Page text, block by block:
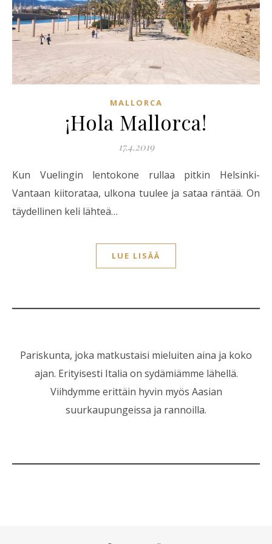
MALLORCA
¡Hola Mallorca!
17.4.2019
Kun Vuelingin lentokone rullaa pitkin Helsinki-
Vantaan kiitorataa, ulkona tuulee ja sataa räntää. On
täydellinen keli lähteä…
LUE LISÄÄ
Pariskunta, joka matkustaisi mieluiten aina ja koko
ajan. Erityisesti Italia on sydämiämme lähellä.
Viihdymme erittäin hyvin myös Aasian
suurkaupungeissa ja rannoilla.